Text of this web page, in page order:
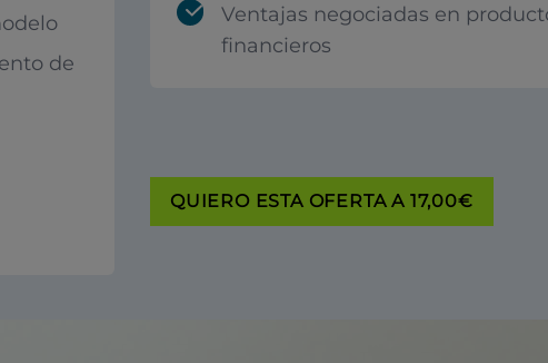
de
Ventajas negociadas en
financieros
QUIERO ESTA OFERTA A 17,00€